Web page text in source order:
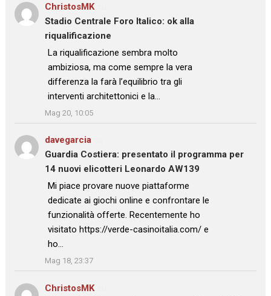
ChristosMKsu
Stadio Centrale Foro Italico: ok alla
riqualificazione
: “La riqualificazione sembra molto
ambiziosa, ma come sempre la vera
differenza la farà l’equilibrio tra gli
interventi architettonici e la…
”
Mag 20, 10:05
davegarcia
Guardia Costiera: presentato il programma per
14 nuovi elicotteri Leonardo AW139
: “Mi piace provare nuove piattaforme
dedicate ai giochi online e confrontare le
funzionalità offerte. Recentemente ho
visitato https://verde-casinoitalia.com/ e
ho…
”
Mag 18, 23:37
ChristosMKsu